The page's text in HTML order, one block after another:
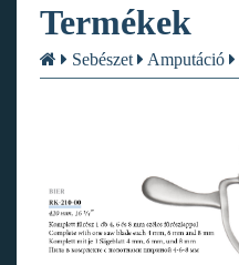
Termékek
Sebészet Amputáció